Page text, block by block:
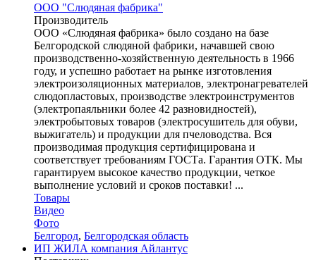
ООО "Слюдяная фабрика"
Производитель
ООО «Слюдяная фабрика» было создано на базе
Белгородской слюдяной фабрики, начавшей свою
производственно-хозяйственную деятельность в 1966
году, и успешно работает на рынке изготовления
электроизоляционных материалов, электронагревателей
слюдопластовых, производстве электроинструментов
(электропаяльники более 42 разновидностей),
электробытовых товаров (электросушитель для обуви,
выжигатель) и продукции для пчеловодства. Вся
производимая продукция сертифицирована и
соответствует требованиям ГОСТа. Гарантия ОТК. Мы
гарантируем высокое качество продукции, четкое
выполнение условий и сроков поставки! ...
Товары
Видео
Фото
Белгород, Белгородская область
ИП ЖИЛА компания Айлантус